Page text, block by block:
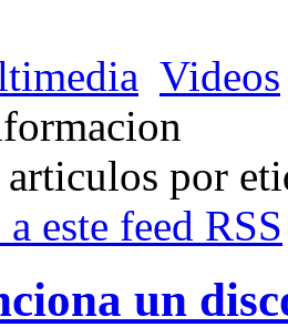
Videos
por
este feed RSS
un